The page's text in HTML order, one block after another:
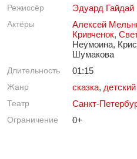
Режиссёр Эдуард Гайдай
Актёры Алексей
Кривченок,
Неумоина,
Шумакова
Длительность 01:15
Жанр сказка,
Театр Санкт-
Ограничение 0+